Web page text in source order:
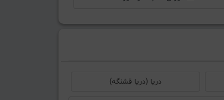
دریا (دریا قشنگه)